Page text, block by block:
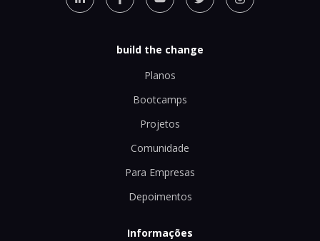
build the change
Planos
Bootcamps
Projetos
Comunidade
Para Empresas
Depoimentos
Informações